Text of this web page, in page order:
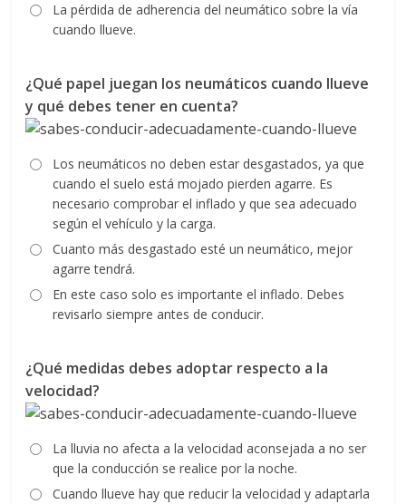
La pérdida de adherencia del neumático sobre la vía
cuando llueve.
¿Qué papel juegan los neumáticos cuando llueve
y qué debes tener en cuenta?
Los neumáticos no deben estar desgastados, ya que
cuando el suelo está mojado pierden agarre. Es
necesario comprobar el inflado y que sea adecuado
según el vehículo y la carga.
Cuanto más desgastado esté un neumático, mejor
agarre tendrá.
En este caso solo es importante el inflado. Debes
revisarlo siempre antes de conducir.
¿Qué medidas debes adoptar respecto a la
velocidad?
La lluvia no afecta a la velocidad aconsejada a no ser
que la conducción se realice por la noche.
Cuando llueve hay que reducir la velocidad y adaptarla